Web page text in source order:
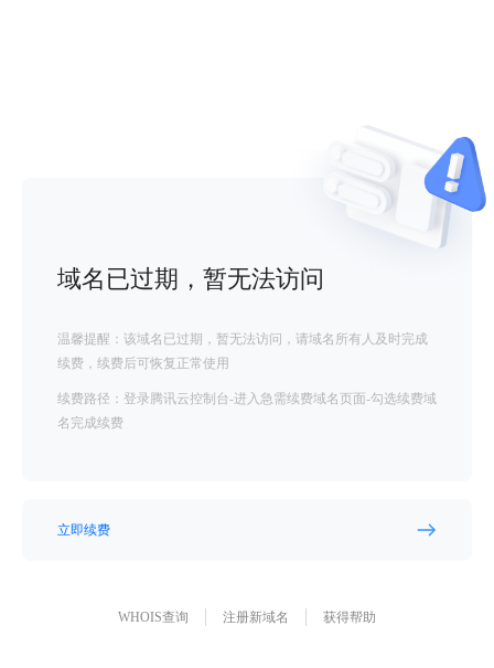
域名已过期，暂无法访问
温馨提醒：该域名已过期，暂无法访问，请域名所有人及时完成
续费，续费后可恢复正常使用
续费路径：登录腾讯云控制台-进入急需续费域名页面-勾选续费域
名完成续费
立即续费
WHOIS查询 注册新域名 获得帮助